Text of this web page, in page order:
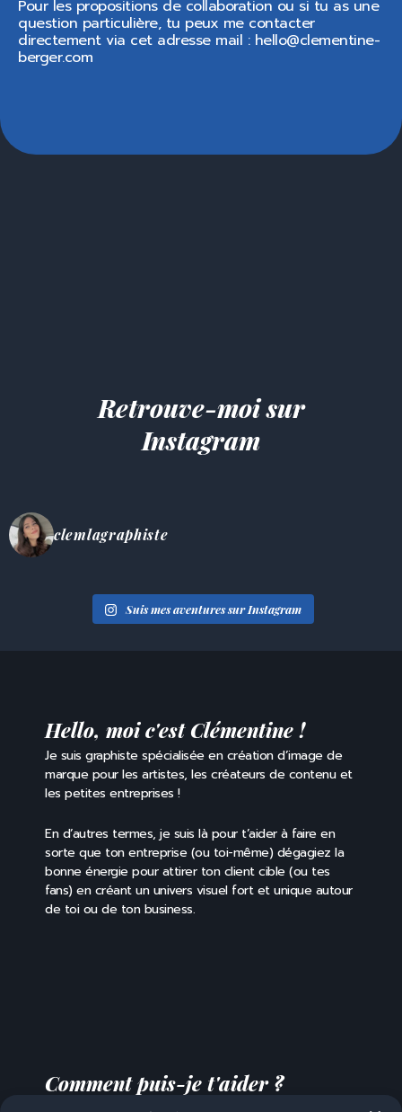
Pour les propositions de collaboration ou si tu as une
question particulière, tu peux me contacter
directement via cet adresse mail : hello@clementine-
berger.com
Retrouve-moi sur
Instagram
clemlagraphiste
Suis mes aventures sur Instagram
Hello, moi c'est Clémentine !
Je suis graphiste spécialisée en création d’image de
marque pour les artistes, les créateurs de contenu et
les petites entreprises !
En d’autres termes, je suis là pour t’aider à faire en
sorte que ton entreprise (ou toi-même) dégagiez la
bonne énergie pour attirer ton client cible (ou tes
fans) en créant un univers visuel fort et unique autour
de toi ou de ton business.
Comment puis-je t'aider ?